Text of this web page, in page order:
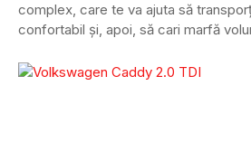
complex, care te va ajuta să
confortabil și, apoi, să cari marfă